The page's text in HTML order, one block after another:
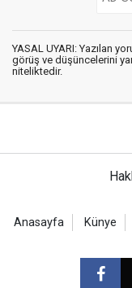
YASAL UYARI: Yazılan
görüş ve düşüncelerini
niteliktedir.
Anasayfa Künye